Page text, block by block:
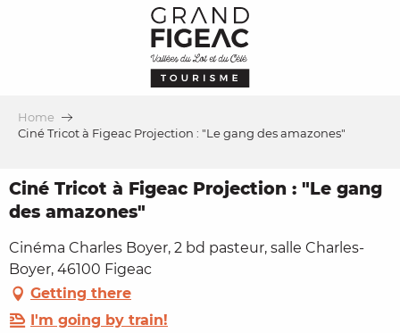
Home
Ciné Tricot à Figeac Projection : "Le gang des amazones"
Ciné Tricot à Figeac Projection : "Le gang
des amazones"
Cinéma Charles Boyer, 2 bd pasteur, salle Charles-
Boyer, 46100 Figeac
Getting there
I'm going by train!